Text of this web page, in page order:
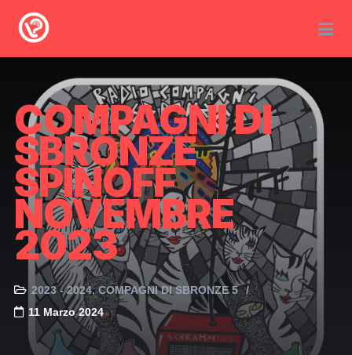
COMPAGNI DI
SBRONZE
SPINOFF
NOVEMBRE
2023
2023 - 2024 COMPAGNI DI SBRONZE 5
11 Marzo 2024